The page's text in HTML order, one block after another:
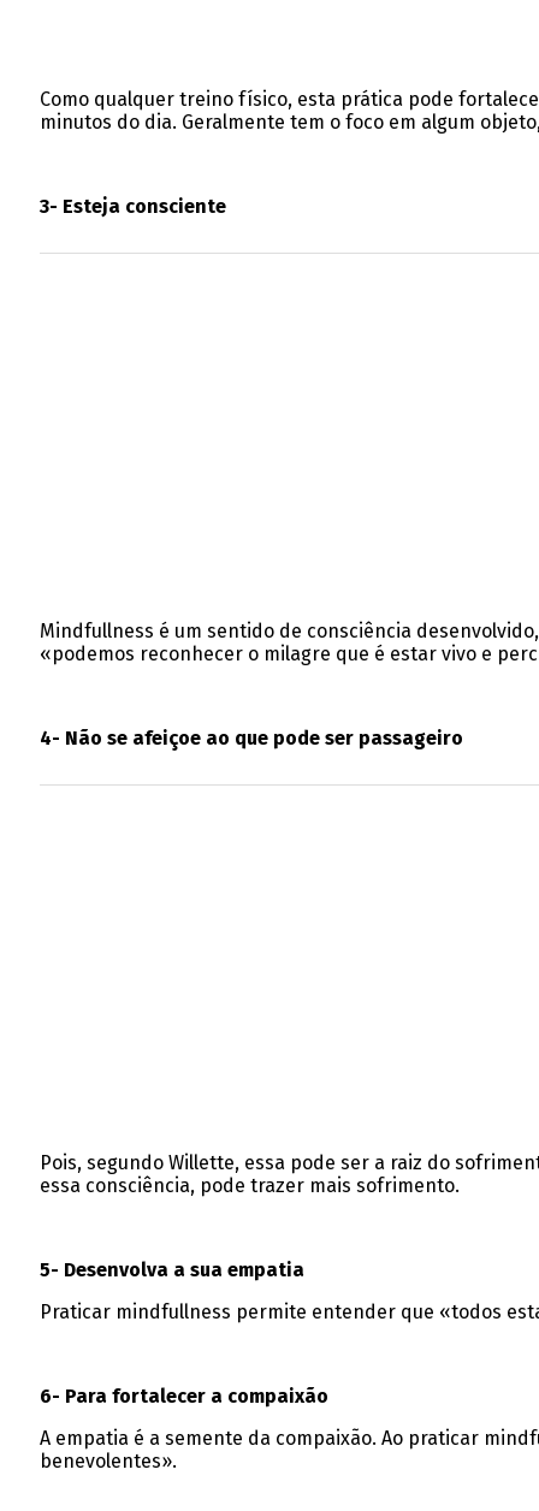
Como qualquer treino físico, esta prática pode
minutos do dia. Geralmente tem o foco em algum
3- Esteja consciente
Mindfullness é um sentido de consciência
«podemos reconhecer o milagre que é estar vivo e
4- Não se afeiçoe ao que pode ser passageiro
Pois, segundo Willette, essa pode ser a raiz do
essa consciência, pode trazer mais sofrimento.
5- Desenvolva a sua empatia
Praticar mindfullness permite entender que «todos
6- Para fortalecer a compaixão
A empatia é a semente da compaixão. Ao praticar
benevolentes».